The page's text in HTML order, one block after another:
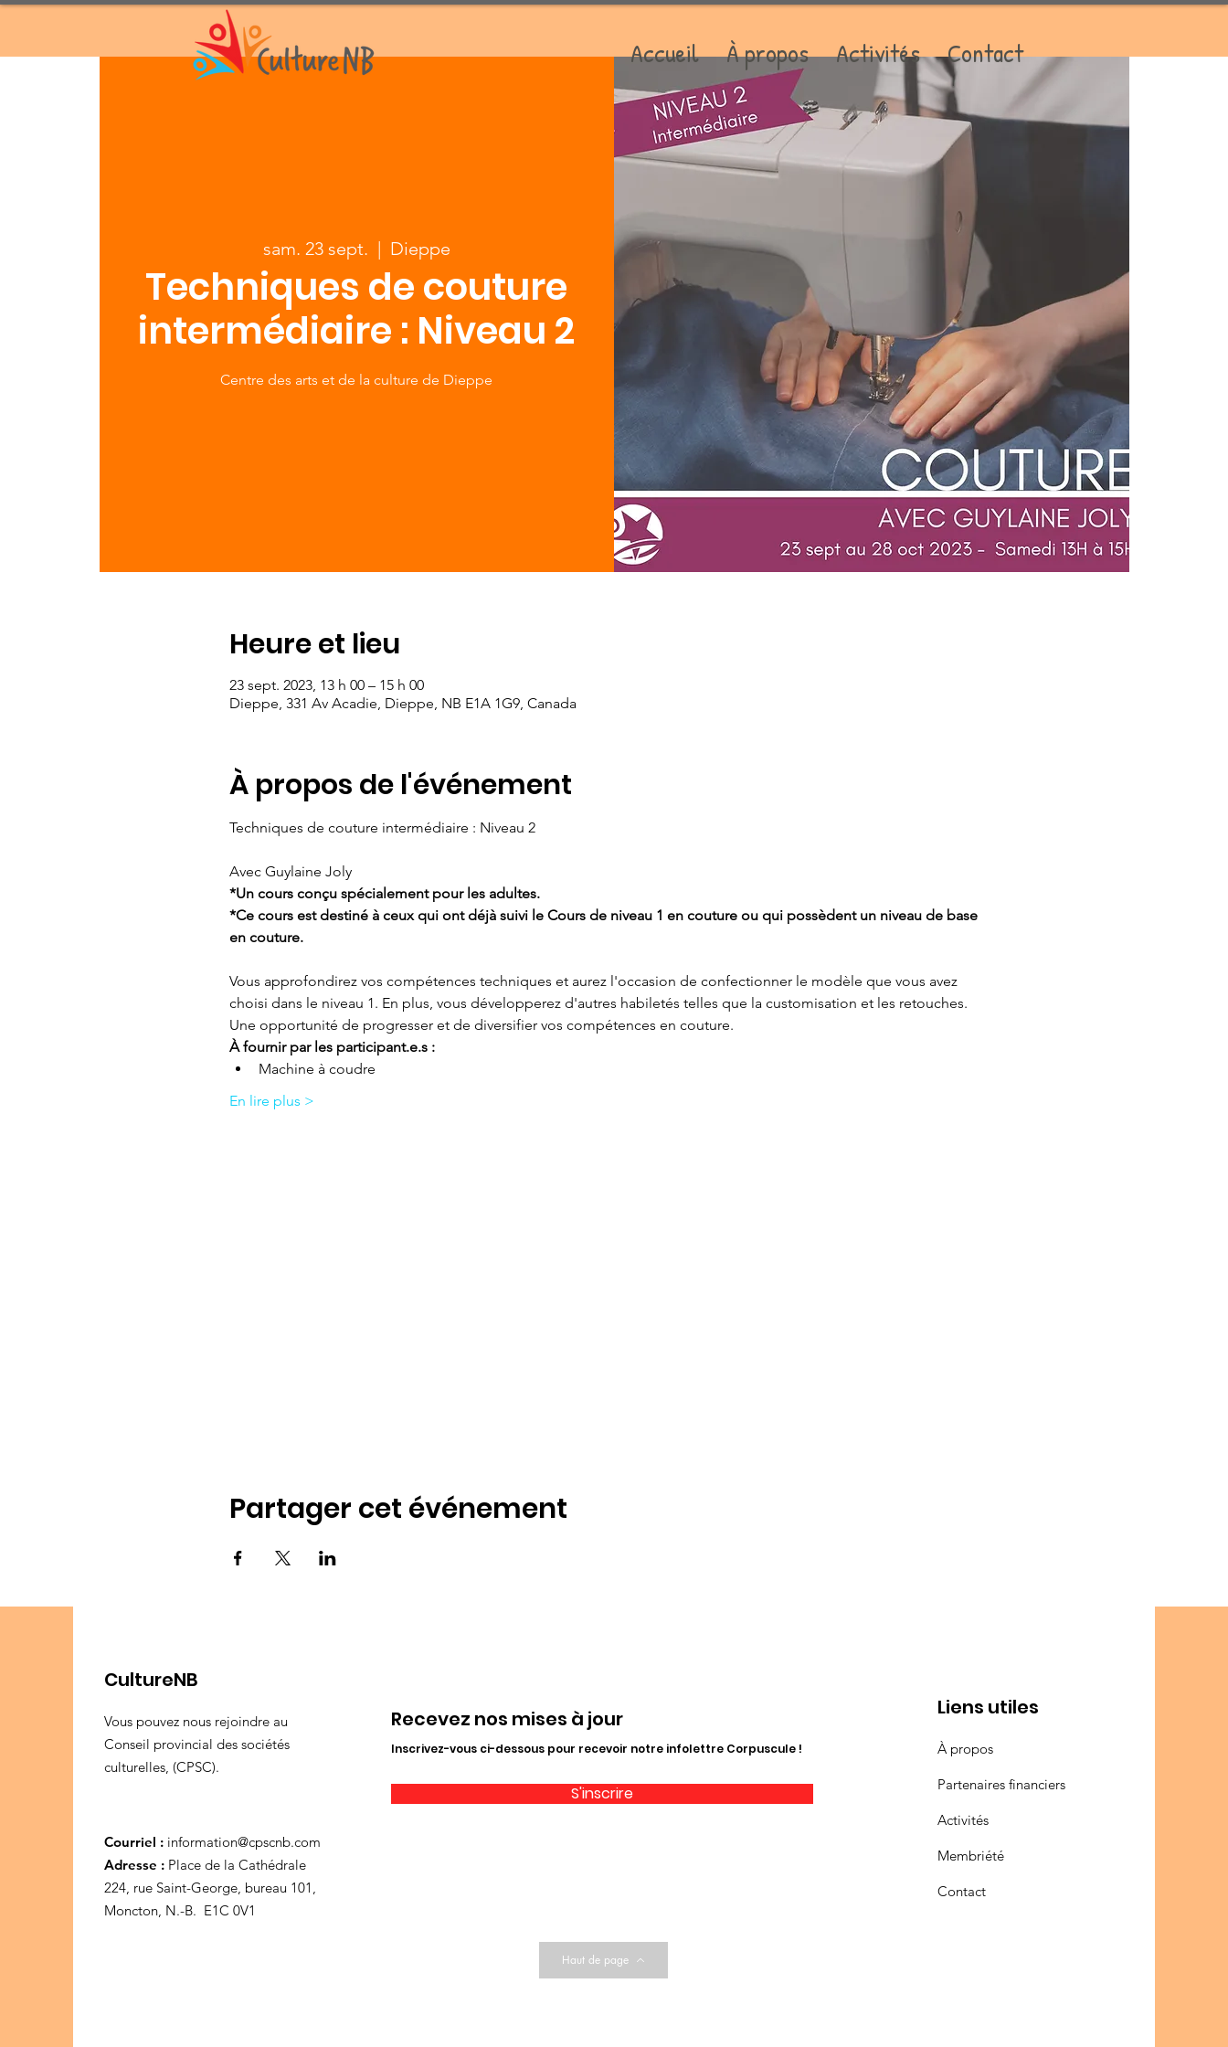
Accueil À propos Activités Contact
sam. 23 sept.
  |
Dieppe
Techniques de couture
intermédiaire : Niveau 2
Centre des arts et de la culture de Dieppe
Heure et lieu
23 sept. 2023, 13 h 00 – 15 h 00
Dieppe, 331 Av Acadie, Dieppe, NB E1A 1G9, Canada
À propos de l'événement
Techniques de couture intermédiaire : Niveau 2
Avec Guylaine Joly
*Un cours conçu spécialement pour les adultes.
*Ce cours est destiné à ceux qui ont déjà suivi le Cours de niveau 1 en couture ou qui possèdent un niveau de base
en couture.
Vous approfondirez vos compétences techniques et aurez l'occasion de confectionner le modèle que vous avez
choisi dans le niveau 1. En plus, vous développerez d'autres habiletés telles que la customisation et les retouches.
Une opportunité de progresser et de diversifier vos compétences en couture.
À fournir par les participant.e.s :
Machine à coudre
En lire plus >
Partager cet événement
CultureNB
Vous pouvez nous rejoindre au
Conseil provincial des sociétés
culturelles, (CPSC).
Courriel : information@cpscnb.com
Adresse : Place de la Cathédrale
224, rue Saint-George, bureau 101,
Moncton, N.-B. E1C 0V1
Recevez nos mises à jour
Inscrivez-vous ci-dessous pour recevoir notre infolettre Corpuscule !
S'inscrire
Haut de page
Liens utiles
À propos
Partenaires financiers
Activités
Membriété
Contact